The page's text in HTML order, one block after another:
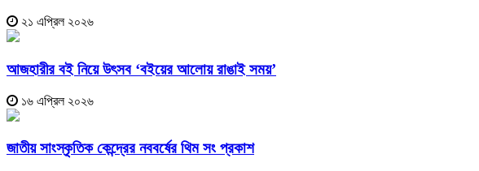
২১ এপ্রিল ২০২৬
আজহারীর বই নিয়ে উৎসব ‘বইয়ের আলোয় রাঙাই সময়’
১৬ এপ্রিল ২০২৬
জাতীয় সাংস্কৃতিক কেন্দ্রের নববর্ষের থিম সং প্রকাশ